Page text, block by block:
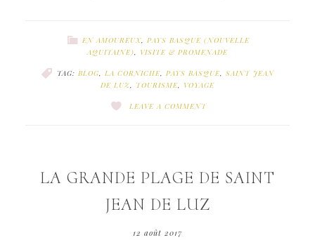
EN AMOUREUX, PAYS BASQUE (NOUVELLE
AQUITAINE)
VISITE & PROMENADE
TAG: BLOG LA CORNICHE PAYS BASQUE SAINT JEAN
DE LUZ
TOURISME VOYAGE
LEAVE A COMMENT
LA GRANDE PLAGE DE SAINT
JEAN DE LUZ
12 août 2017